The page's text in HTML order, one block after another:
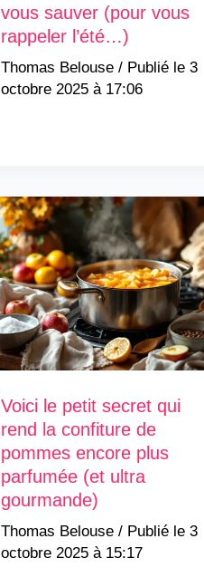
vous sauver (pour vous
rappeler l’été…)
Thomas Belouse/
3
octobre 2025 à 17:06
Voici le petit secret qui
rend la confiture de
pommes encore plus
parfumée (et ultra
gourmande)
Thomas Belouse/
3
octobre 2025 à 15:17